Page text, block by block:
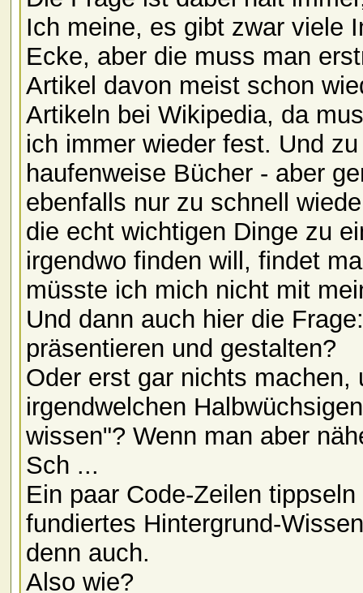
Ich meine, es gibt zwar viele
Ecke, aber die muss man
Artikel davon meist schon
Artikeln bei Wikipedia, da
ich immer wieder fest. Und
haufenweise Bücher - aber
ebenfalls nur zu schnell
die echt wichtigen Dinge zu
irgendwo finden will, findet
müsste ich mich nicht mit
Und dann auch hier die
präsentieren und gestalten?
Oder erst gar nichts
irgendwelchen
wissen"? Wenn man aber
Sch ...
Ein paar Code-Zeilen
fundiertes Hintergrund-
denn auch.
Also wie?